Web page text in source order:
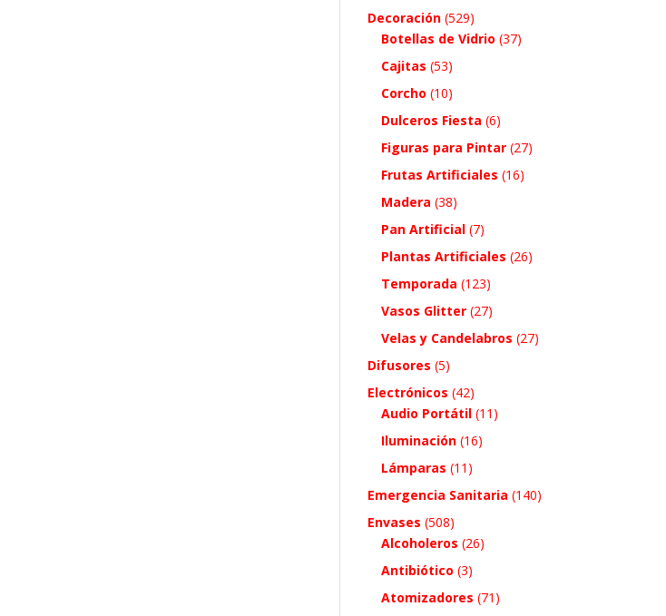
Decoración (529)
Botellas de Vidrio (37)
Cajitas (53)
Corcho (10)
Dulceros Fiesta (6)
Figuras para Pintar (27)
Frutas Artificiales (16)
Madera (38)
Pan Artificial (7)
Plantas Artificiales (26)
Temporada (123)
Vasos Glitter (27)
Velas y Candelabros (27)
Difusores (5)
Electrónicos (42)
Audio Portátil (11)
Iluminación (16)
Lámparas (11)
Emergencia Sanitaria (140)
Envases (508)
Alcoholeros (26)
Antibiótico (3)
Atomizadores (71)